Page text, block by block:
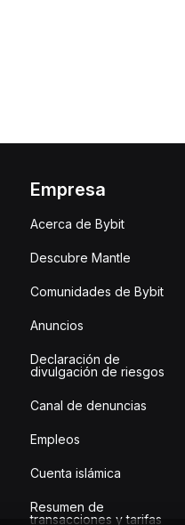
Empresa
Acerca de Bybit
Descubre Mantle
Comunidades de Bybit
Anuncios
Declaración de
divulgación de riesgos
Canal de denuncias
Empleos
Cuenta islámica
Resumen de
transacciones y tarifas